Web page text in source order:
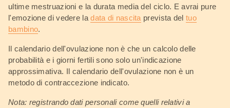
ultime mestruazioni e la durata media del ciclo. E avrai pure
l'emozione di vedere ladata di nascita prevista del tuo
bambino.
Il calendario dell'ovulazione non è che un calcolo delle
probabilità e i giorni fertili sono solo un'indicazione
approssimativa. Il calendario dell'ovulazione non è un
metodo di contraccezione indicato.
Nota: registrando dati personali come quelli relativi a